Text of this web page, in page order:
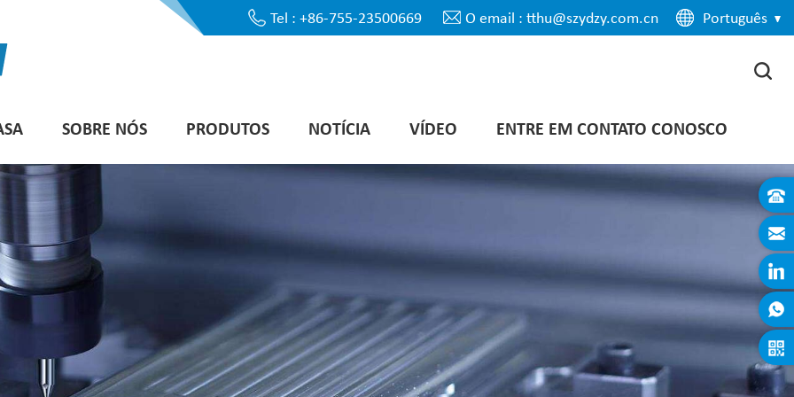
Português
Tel : +86-755-23500669 O email : tthu@szydzy.com.cn
SOBRE NÓS PRODUTOS NOTÍCIA VÍDEO ENTRE EM CONTATO CONOSCO